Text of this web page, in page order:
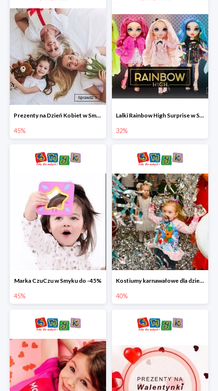
Prezenty na Dzień Kobiet w Smyku do -45%
45%
Lalki Rainbow High Surprise w Smyku do -35%
32%
Marka CzuCzu w Smyku do -45%
45%
Kostiumy karnawałowe dla dzieci w Smyku do -40%
40%